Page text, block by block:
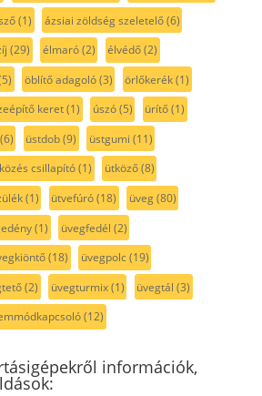
(1) ázsiai zöldség szeletelő(6)
(29) élmaró(2) élvédő(2)
öblítő adagoló(3) örlőkerék(1)
keret(1) úszó(5) ürítő(1)
üstdob(9) üstgumi (11)
csillapító(1) ütköző(8)
(1) ütvefúró(18) üveg(80)
(1) üvegfedél (2)
(18) üvegpolc(19)
(2) üvegturmix(1) üvegtál (3)
(12)
információk,